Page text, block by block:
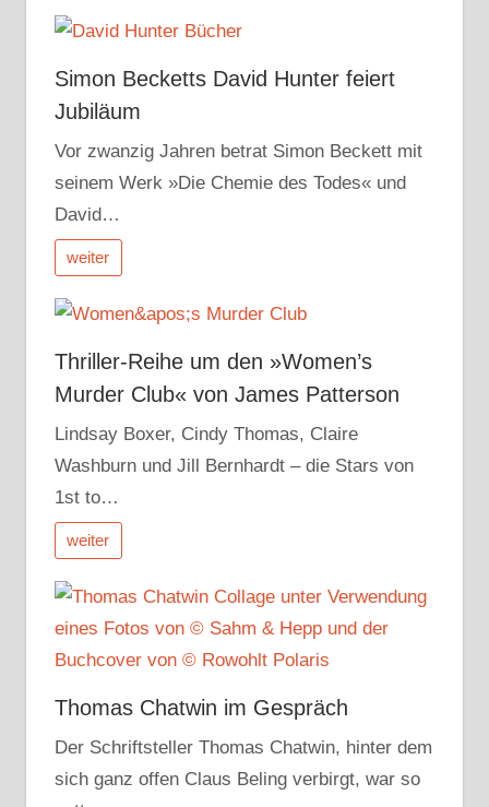
Simon Becketts David Hunter feiert
Jubiläum
Vor zwanzig Jahren betrat Simon Beckett mit
seinem Werk »Die Chemie des Todes« und
David…
weiter
Thriller-Reihe um den »Women’s
Murder Club« von James Patterson
Lindsay Boxer, Cindy Thomas, Claire
Washburn und Jill Bernhardt – die Stars von
1st to…
weiter
Thomas Chatwin im Gespräch
Der Schriftsteller Thomas Chatwin, hinter dem
sich ganz offen Claus Beling verbirgt, war so